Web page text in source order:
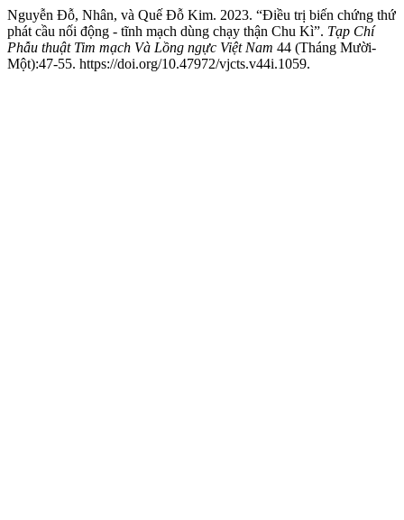
Nguyễn Đỗ, Nhân, và Quế Đỗ Kim. 2023. “Điều trị biến chứng thứ
phát cầu nối động - tĩnh mạch dùng chạy thận Chu Kì”. Tạp Chí
Phẫu thuật Tim mạch Và Lồng ngực Việt Nam 44 (Tháng Mười-
Một):47-55. https://doi.org/10.47972/vjcts.v44i.1059.